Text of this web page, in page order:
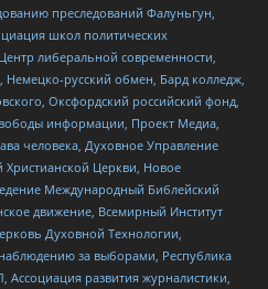
преследований Фалуньгун,
школ политических
либеральной современности,
русский обмен, Бард колледж,
Оксфордский российский фонд,
информации, Проект Медиа,
человека, Духовное Управление
Христианской Церкви, Новое
Международный Библейский
движение, Всемирный Институт
Духовной Технологии,
за выборами, Республика
развития журналистики,